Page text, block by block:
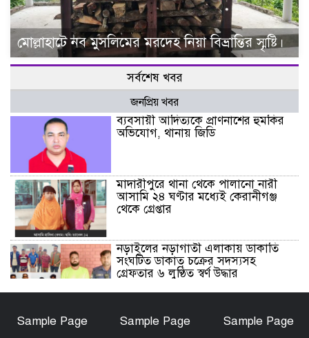
মোল্লাহাটে নব মুসলিমের মরদেহ নিয়া বিভ্রান্তির স্মৃষ্টি।
সর্বশেষ খবর
জনপ্রিয় খবর
ব্যবসায়ী আদিত্যকে প্রাণনাশের হুমকির
অভিযোগ, থানায় জিডি
মাদারীপুরে থানা থেকে পালানো নারী
আসামি ২৪ ঘণ্টার মধ্যেই কেরানীগঞ্জ
থেকে গ্রেপ্তার
নড়াইলের নড়াগাতী এলাকায় ডাকাতি
সংঘটিত ডাকাত চক্রের সদস্যসহ
গ্রেফতার ৬ লুণ্ঠিত স্বর্ণ উদ্ধার
হত্যা মামলার আসামি আকাশ বিশ্বাস
Sample Page Sample Page Sample Page